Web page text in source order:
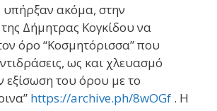
υπήρξαν ακόμα, στην
Δήμητρας Κογκίδου να
όρο “Κοσμητόρισσα” που
ως και χλευασμό
εξίσωση του όρου με το
https://archive.ph/8wOGf . Η